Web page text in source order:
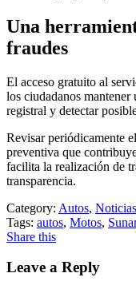
Una
fraudes
El acceso gratuito al
los ciudadanos
registral y detectar
Revisar periódicamente
preventiva que
facilita la realización de
transparencia.
Category: Autos, Noticias
Tags: autos, Motos,
Share this
Leave a Reply